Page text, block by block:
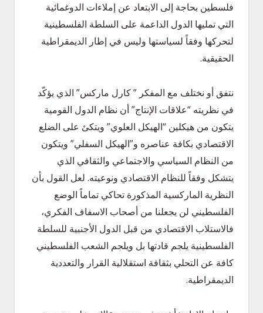
فلسطين بحاجة إلى الابتعاد عن إملاءات الدوغمائية
التي تمليها الدول الداعمة على السلطة الفلسطينية
لتحركها وفقاً لسياستها وليس في إطار الديمقراطية
الحقيقية.
نتفق أو نختلف مع المفكر ” كارل ماركس” الذي يؤكّد
في نظريته “علاقات الإنتاج” أن نظام الدول القومية
يتكون من هيكلين “الهيكل العلوي” ويتكئ على الضلع
الاقتصادي بكافة عناصره و”الهيكل السفلي” ويتكون
من النظام السياسي والاجتماعي والثقافي الذي
يتشكل وفقاً للنظام الاقتصادي ونوعيته. لعل القول بأن
النظرية الماركسية المذكورة تحاكي تماماً الوضع
الفلسطيني لن يجعلنا من أصحاب الاسفاف الفكري،
فالاستلاب الاقتصادي من قبل الدول الأجنبية للسلطة
الفلسطينية يلجم قادتها بل ويلجم الشعب الفلسطيني
كافة عن التحلي بثقافة استقلالية القرار والتعددية
الديمقراطية.